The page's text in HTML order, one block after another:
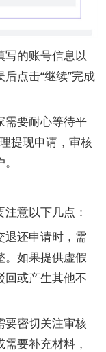
写的账号信息以
点击“继续”完成
需要耐心等待平
提现申请，审核
意以下几点：
退还申请时，需
。如果提供虚假
回或产生其他不
要密切关注审核
要补充材料，